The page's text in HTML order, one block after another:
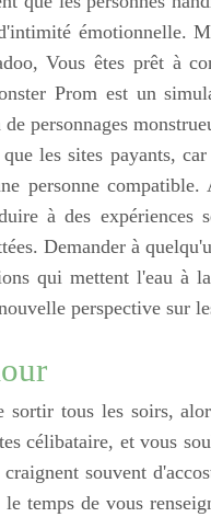
émotionnelle.
Vous êtes prêt à
Prom est un
personnages
les sites payants,
personne compatible.
à des expériences
Demander à
qui mettent l'eau à
perspective sur
sortir tous les soirs,
célibataire, et vous
souvent
le temps de vous